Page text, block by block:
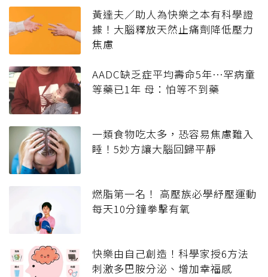
黃達夫／助人為快樂之本有科學證
據！大腦釋放天然止痛劑降低壓力
焦慮
AADC缺乏症平均壽命5年⋯罕病童
等藥已1年 母：怕等不到藥
一類食物吃太多，恐容易焦慮難入
睡！5妙方讓大腦回歸平靜
燃脂第一名！ 高壓族必學紓壓運動
每天10分鐘拳擊有氧
快樂由自己創造！科學家授6方法
刺激多巴胺分泌、增加幸福感